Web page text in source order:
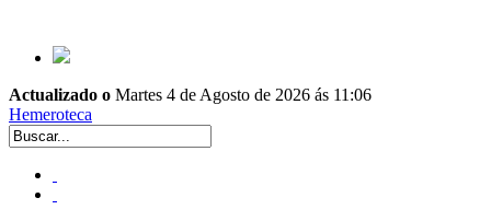
Actualizado o Martes 4 de Agosto de 2026 ás 11:06
Hemeroteca